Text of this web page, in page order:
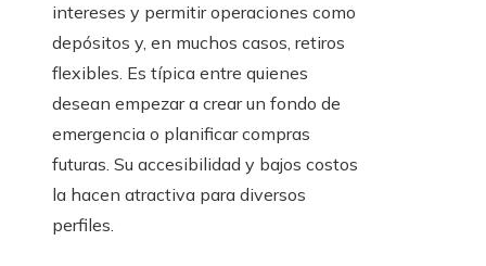
intereses y permitir operaciones como
depósitos y, en muchos casos, retiros
flexibles. Es típica entre quienes
desean empezar a crear un fondo de
emergencia o planificar compras
futuras. Su accesibilidad y bajos costos
la hacen atractiva para diversos
perfiles.